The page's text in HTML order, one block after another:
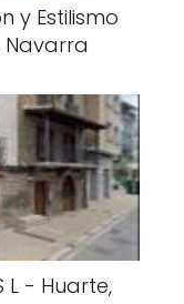
y Estilismo
Navarra
L - Huarte,